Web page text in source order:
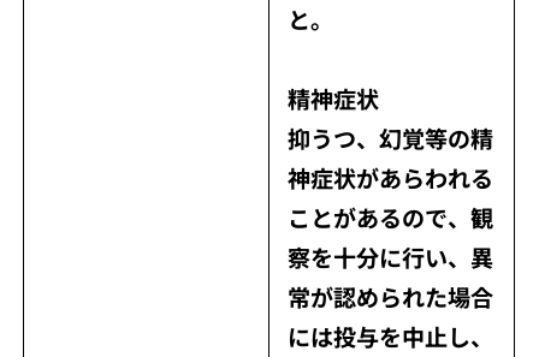
と。
精神症状
抑うつ、幻覚等の精
神症状があらわれる
ことがあるので、観
察を十分に行い、異
常が認められた場合
には投与を中止し、